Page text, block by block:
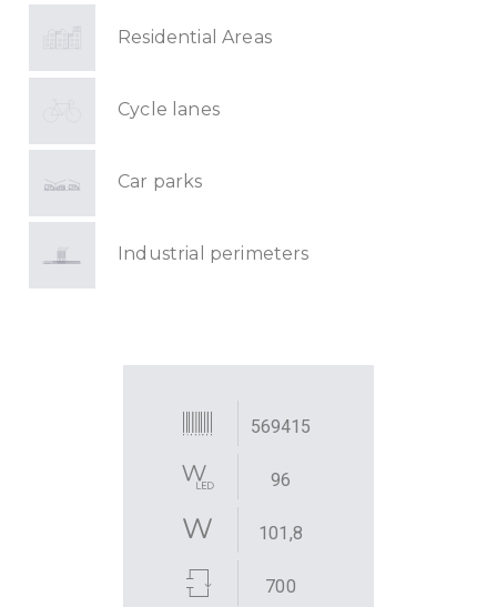
Residential Areas
Cycle lanes
Car parks
Industrial perimeters
569415
96
101,8
700